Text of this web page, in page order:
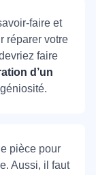
faire et
réparer votre
faire
d’un
pièce pour
Aussi, il faut